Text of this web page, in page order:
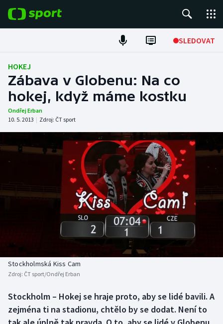
SLEDOVAT
Fotbal
Hokej
Tenis
Atletika
Baseball a softbal
Biatlon
Boby a skeleton
NEPŘEHLÉDNĚTE
Historické návraty
Aplikace ČT sport
AZ kvíz
HOKEJ
Zábava v Globenu: Na co
hokej, když máme kostku
Ondřej Erban
10. 5. 2013 | Zdroj: ČT sport
Stockholmská Kiss Cam
Zdroj: ČT sport/Ondřej Erban
Stockholm – Hokej se hraje proto, aby se lidé bavili. A
zejména ti na stadionu, chtělo by se dodat. Není to